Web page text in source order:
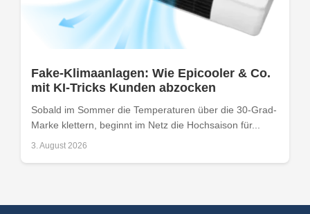
Fake-Klimaanlagen: Wie Epicooler & Co.
mit KI-Tricks Kunden abzocken
Sobald im Sommer die Temperaturen über die 30-Grad-
Marke klettern, beginnt im Netz die Hochsaison für...
3. August 2026